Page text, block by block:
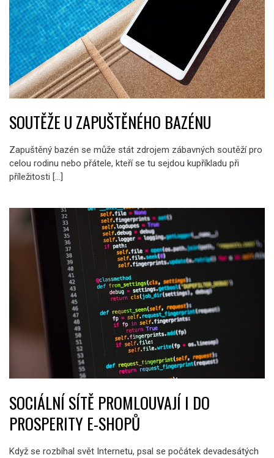
SOUTĚŽE U ZAPUŠTĚNÉHO BAZÉNU
Zapuštěný bazén se může stát zdrojem zábavných soutěží pro
celou rodinu nebo přátele, kteří se tu sejdou kupříkladu při
příležitosti […]
SOCIÁLNÍ SÍTĚ PROMLOUVAJÍ I DO
PROSPERITY E-SHOPŮ
Když se rozbíhal svět Internetu, psal se počátek devadesátých